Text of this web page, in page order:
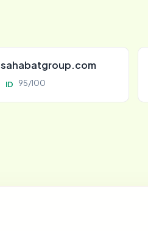
sahabatgroup.com
ID 95/100